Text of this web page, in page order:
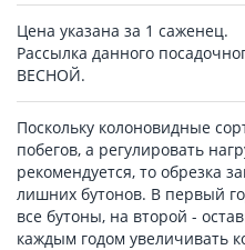
Цена указана за 1 саженец.
Рассылка данного
ВЕСНОЙ.
Поскольку колоновидные
побегов, а регулировать
рекомендуется, то обрезка
лишних бутонов. В первый
все бутоны, на второй -
каждым годом увеличивать